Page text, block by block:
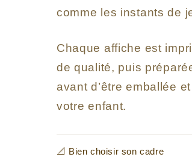
comme les instants de
Chaque affiche est
de qualité, puis
avant d’être emballée
votre enfant.
📐 Bien choisir son cadre